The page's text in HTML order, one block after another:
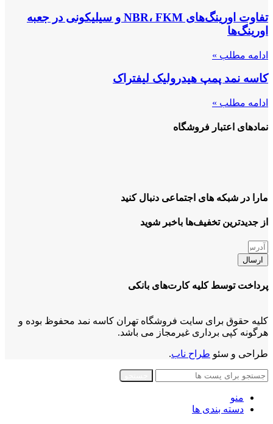
تفاوت اورینگ‌های NBR، FKM و سیلیکونی در جعبه
اورینگ‌ها
ادامه مطلب »
کاسه نمد پمپ هیدرولیک لیفتراک
ادامه مطلب »
نمادهای اعتبار فروشگاه
مارا در شبکه های اجتماعی دنبال کنید
از جدیدترین تخفیف‌ها باخبر شوید
ارسال
پرداخت توسط کلیه کارت‌های بانکی
کلیه حقوق برای سایت فروشگاه تهران کاسه نمد محفوظ بوده و
هرگونه کپی برداری غیرمجاز می باشد.
طراحی و سئو طراح ناب.
منو
دسته بندی ها